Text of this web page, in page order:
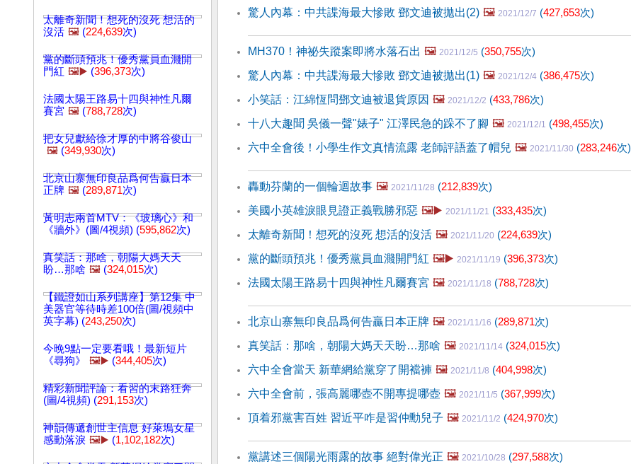
太離奇新聞！想死的沒死 想活的
沒活 🖼️ (224,639次)
黨的斷頭預兆！優秀黨員血濺開
門紅 🖼️▶️ (396,373次)
法國太陽王路易十四與神性凡爾
賽宮 🖼️ (788,728次)
把女兒獻給徐才厚的中將谷俊山
🖼️ (349,930次)
北京山寨無印良品爲何告贏日本
正牌 🖼️ (289,871次)
黃明志兩首MTV：《玻璃心》和
《牆外》(圖/4視頻) (595,862次)
真笑話：那啥，朝陽大媽天天
盼…那啥 🖼️ (324,015次)
【鐵證如山系列講座】第12集 中
美器官等待時差100倍(圖/視頻中
英字幕) (243,250次)
今晚9點一定要看哦！最新短片
《尋狗》
🖼️▶️ (344,405次)
精彩新聞評論：看習的末路狂奔
(圖/4視頻) (291,153次)
神韻傳遞創世主信息 好萊塢女星
感動落淚 🖼️▶️ (1,102,182次)
驚人內幕：中共諜海最大慘敗 鄧文迪被拋出(2) 🖼️ 2021/12/7 (427,653次)
MH370！神祕失蹤案即將水落石出 🖼️ 2021/12/5 (350,755次)
驚人內幕：中共諜海最大慘敗 鄧文迪被拋出(1) 🖼️ 2021/12/4 (386,475次)
小笑話：江綿恆問鄧文迪被退貨原因 🖼️ 2021/12/2 (433,786次)
十八大趣聞 吳儀一聲"婊子" 江澤民急的跺不了腳 🖼️ 2021/12/1 (498,455次)
六中全會後！小學生作文真情流露 老師評語蓋了帽兒 🖼️ 2021/11/30 (283,246次)
轟動芬蘭的一個輪迴故事 🖼️ 2021/11/28 (212,839次)
美國小英雄淚眼見證正義戰勝邪惡 🖼️▶️ 2021/11/21 (333,435次)
太離奇新聞！想死的沒死 想活的沒活 🖼️ 2021/11/20 (224,639次)
黨的斷頭預兆！優秀黨員血濺開門紅 🖼️▶️ 2021/11/19 (396,373次)
法國太陽王路易十四與神性凡爾賽宮 🖼️ 2021/11/18 (788,728次)
北京山寨無印良品爲何告贏日本正牌 🖼️ 2021/11/16 (289,871次)
真笑話：那啥，朝陽大媽天天盼…那啥 🖼️ 2021/11/14 (324,015次)
六中全會當天 新華網給黨穿了開襠褲 🖼️ 2021/11/8 (404,998次)
六中全會前，張高麗哪壺不開專提哪壺 🖼️ 2021/11/5 (367,999次)
頂着邪黨害百姓 習近平咋是習仲勳兒子 🖼️ 2021/11/2 (424,970次)
黨講述三個陽光雨露的故事 絕對偉光正 🖼️ 2021/10/28 (297,588次)